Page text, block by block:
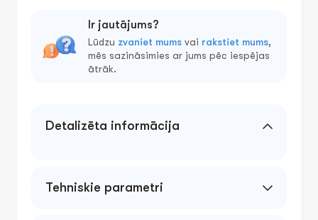
Ir jautājums?
Lūdzu zvaniet mums vai rakstiet mums,
mēs sazināsimies ar jums pēc iespējas
ātrāk.
Detalizēta informācija
Tehniskie parametri